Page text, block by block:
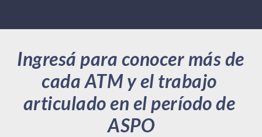
Ingresá para conocer más de
cada ATM y el trabajo
articulado en el período de
ASPO